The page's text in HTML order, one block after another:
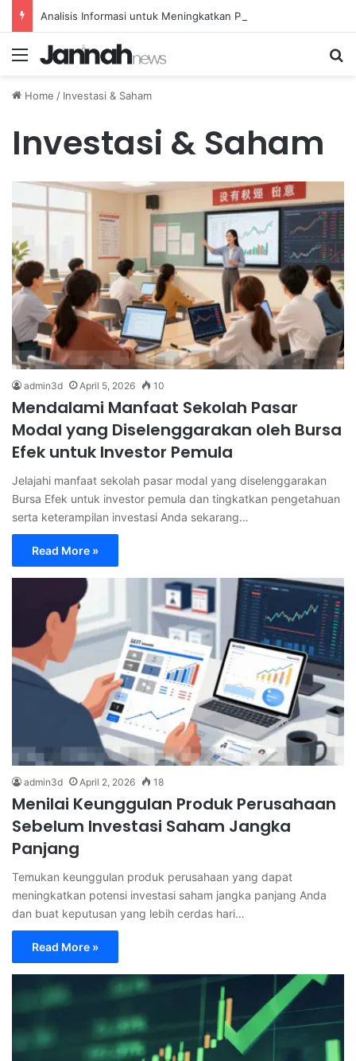
Menu
Home / Investasi & Saham
Investasi & Saham
admin3d April 5, 2026 10
Mendalami Manfaat Sekolah Pasar
Modal yang Diselenggarakan oleh Bursa
Efek untuk Investor Pemula
Jelajahi manfaat sekolah pasar modal yang diselenggarakan
Bursa Efek untuk investor pemula dan tingkatkan pengetahuan
serta keterampilan investasi Anda sekarang…
Read More »
admin3d April 2, 2026 18
Menilai Keunggulan Produk Perusahaan
Sebelum Investasi Saham Jangka
Panjang
Temukan keunggulan produk perusahaan yang dapat
meningkatkan potensi investasi saham jangka panjang Anda
dan buat keputusan yang lebih cerdas hari…
Read More »